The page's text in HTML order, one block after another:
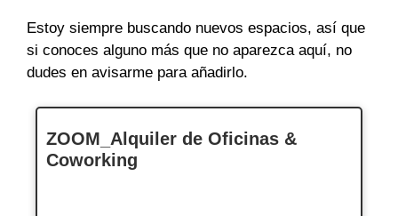
Estoy siempre buscando nuevos espacios, así que
si conoces alguno más que no aparezca aquí, no
dudes en avisarme para añadirlo.
ZOOM_Alquiler de Oficinas &
Coworking